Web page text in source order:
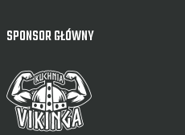
SPONSOR GŁÓWNY